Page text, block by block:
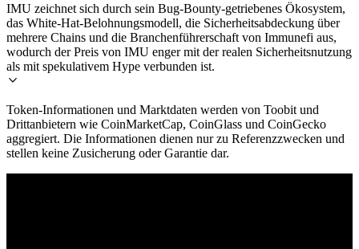
IMU zeichnet sich durch sein Bug-Bounty-getriebenes Ökosystem,
das White-Hat-Belohnungsmodell, die Sicherheitsabdeckung über
mehrere Chains und die Branchenführerschaft von Immunefi aus,
wodurch der Preis von IMU enger mit der realen Sicherheitsnutzung
als mit spekulativem Hype verbunden ist.
Token-Informationen und Marktdaten werden von Toobit und
Drittanbietern wie CoinMarketCap, CoinGlass und CoinGecko
aggregiert. Die Informationen dienen nur zu Referenzzwecken und
stellen keine Zusicherung oder Garantie dar.